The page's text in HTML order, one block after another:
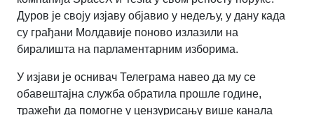
Дуров је своју изјаву објавио у недељу, у дану када
су грађани Молдавије поново излазили на
биралишта на парламентарним изборима.
У изјави је оснивач Телеграма навео да му се
обавештајна служба обратила прошле године,
тражећи да помогне у цензурисању више канала